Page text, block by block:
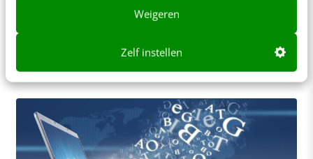
Weigeren
Zelf instellen
overtuigen om verder te klikken naar de
landingspagina. Je ontvangers hebben vaak maar
Ronald Dubbeldam· 13 jaar geleden